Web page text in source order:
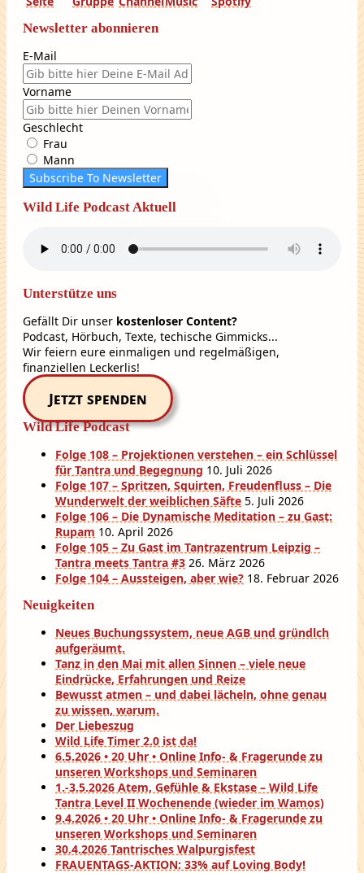
Newsletter abonnieren
E-Mail
Vorname
Geschlecht
Frau
Mann
Subscribe To Newsletter
Wild Life Podcast Aktuell
Unterstütze uns
Gefällt Dir unser kostenloser Content?
Podcast, Hörbuch, Texte, techische Gimmicks...
Wir feiern eure einmaligen und regelmäßigen,
finanziellen Leckerlis!
Jetzt spenden
Wild Life Podcast
Folge 108 – Projektionen verstehen – ein Schlüssel
für Tantra und Begegnung 10. Juli 2026
Folge 107 – Spritzen, Squirten, Freudenfluss – Die
Wunderwelt der weiblichen Säfte 5. Juli 2026
Folge 106 – Die Dynamische Meditation – zu Gast:
Rupam 10. April 2026
Folge 105 – Zu Gast im Tantrazentrum Leipzig –
Tantra meets Tantra #3 26. März 2026
Folge 104 – Aussteigen, aber wie? 18. Februar 2026
Neuigkeiten
Neues Buchungssystem, neue AGB und gründlch
aufgeräumt.
Tanz in den Mai mit allen Sinnen – viele neue
Eindrücke, Erfahrungen und Reize
Bewusst atmen – und dabei lächeln, ohne genau
zu wissen, warum.
Der Liebeszug
Wild Life Timer 2.0 ist da!
6.5.2026 • 20 Uhr • Online Info- & Fragerunde zu
unseren Workshops und Seminaren
1.-3.5.2026 Atem, Gefühle & Ekstase – Wild Life
Tantra Level II Wochenende (wieder im Wamos)
9.4.2026 • 20 Uhr • Online Info- & Fragerunde zu
unseren Workshops und Seminaren
30.4.2026 Tantrisches Walpurgisfest
FRAUENTAGS-AKTION: 33% auf Loving Body!